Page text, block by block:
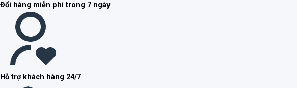
Đổi hàng miễn phí trong 7 ngày
Hỗ trợ khách hàng 24/7